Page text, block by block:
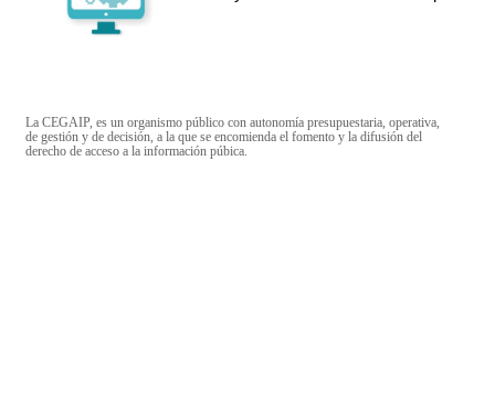
La CEGAIP, es un organismo público con autonomía presupuestaria, operativa,
de gestión y de decisión, a la que se encomienda el fomento y la difusión del
derecho de acceso a la información púbica.